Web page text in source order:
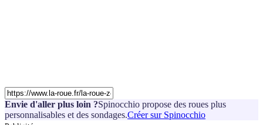
Envie d'aller plus loin ?Spinocchio propose des roues plus
personnalisables et des sondages.Créer sur Spinocchio